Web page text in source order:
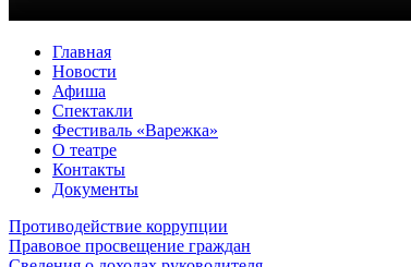
Главная
Новости
Афиша
Спектакли
Фестиваль «Варежка»
О театре
Контакты
Документы
Противодействие коррупции
Правовое просвещение граждан